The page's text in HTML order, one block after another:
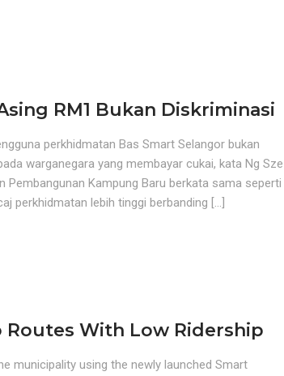
RM1 Bukan Diskriminasi
perkhidmatan Bas Smart Selangor bukan
warganegara yang membayar cukai, kata Ng Sze
Pembangunan Kampung Baru berkata sama seperti
perkhidmatan lebih tinggi berbanding […]
Routes With Low Ridership
municipality using the newly launched Smart